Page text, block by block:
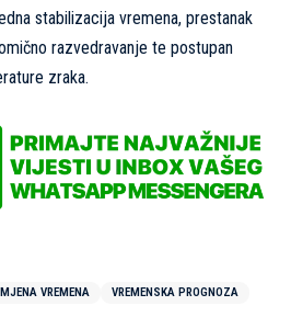
stabilizacija vremena, prestanak
razvedravanje te postupan
zraka.
VREMENA VREMENSKA PROGNOZA